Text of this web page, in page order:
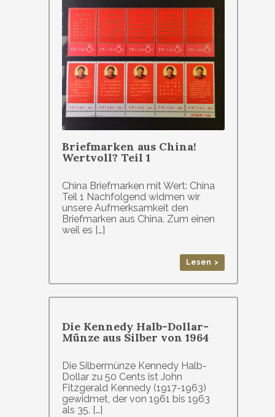
Briefmarken aus China!
Wertvoll? Teil 1
China Briefmarken mit Wert: China
Teil 1 Nachfolgend widmen wir
unsere Aufmerksamkeit den
Briefmarken aus China. Zum einen
weil es […]
Lesen >
Die Kennedy Halb-Dollar-
Münze aus Silber von 1964
Die Silbermünze Kennedy Halb-
Dollar zu 50 Cents ist John
Fitzgerald Kennedy (1917-1963)
gewidmet, der von 1961 bis 1963
als 35. […]